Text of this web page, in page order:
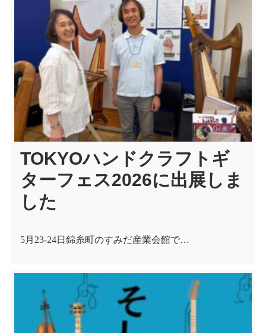
TOKYOハンドクラフトギ
ターフェス2026に出展しま
した
5月23-24日錦糸町のすみだ産業会館で…